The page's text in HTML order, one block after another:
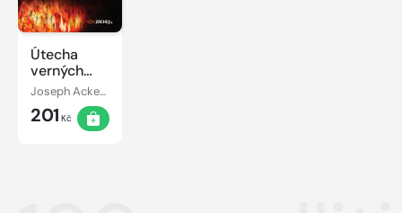
Útecha
verných
duší v
očistci
Joseph Ackermann
201 Kč